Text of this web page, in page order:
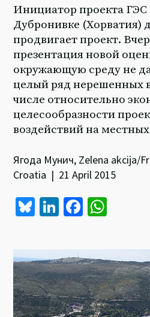
Инициатор проекта ГЭС
Дубронивке (Хорватия)
продвигает проект.
презентация новой
окружающую среду не
целый ряд нерешенных
числе относительно
целесообразности
воздействий на
Ягода Мунич, Zelena akcija/
Croatia | 21 April 2015
Bl
ky
Li
ke
dI
n
Fa
o
o
k
sA
p
p